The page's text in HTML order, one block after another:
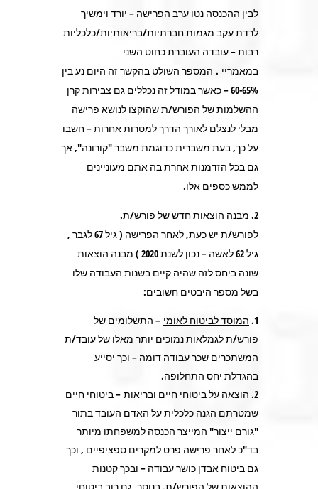
לבין ההכנסה נטו ערב הפרישה – יורד וימשיך
לרדת עקב מגמות חברתיות/בריאותיות/כלכליות
רבות – עובדה העוברת כחוט השני
במאמריי . המספר השולט בהקשר זה היום נע בין
60-65% – כאשר במודל זה נכללים גם צבירות קרן
ההשלמות של הפורש/ת שהוקצו לנושא פרישה
מבלי לנצלם לאורך הדרך למטרות אחרות – חשבו
על כך, בעת משברית כדוגמת משבר "קורונה", אך
גם בכל הזדמנות אחרת בה אתם מעוניינים
לממש כספים אלו.
2. מבנה הוצאות חדש של פורש/ת.
לפורש/ת יש כעת, לאחר הפרישה ( גיל 67 לגבר ,
גיל 62 לאשה – נכון לשנת 2020 ) מבנה הוצאות
שונה ביחס לזה שהיה קיים בשנות העבודה שלו
בשל מספר היבטים חשובים:
המוסד לביטוח לאומי – התשלומים של
פורש/ת לגמלאות נמוכים יותר מאלו של עובד/ת
המשתכרים שכר עבודה דומה – וכך יסייע
בהגדלת יחס התחלופה.
הוצאה על ביטוחי חיים ובריאות – ביטוחי חיים
שמטרתם הגנה כלכלית על האדם העובד בתור
"גורם ייצור" המייצר הכנסה למשפחתו מיותר
בד"כ לאחר פרישה פרט למקרים ספציפיים , וכך
גם ביטוח אבדן כושר עבודה – ובכך קטנות
ההוצאות של הפורש/ת. בנוסך, גם רוב ביטוחי